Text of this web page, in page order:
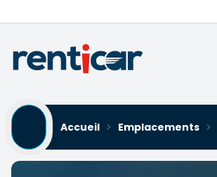
Accueil Emplacements